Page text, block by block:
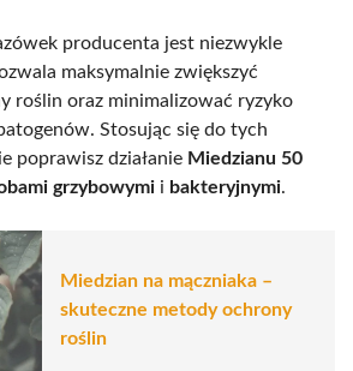
producenta jest niezwykle
maksymalnie zwiększyć
roślin oraz minimalizować ryzyko
Stosując się do tych
poprawisz działanie Miedzianu 50
grzybowymi i bakteryjnymi.
Miedzian na mączniaka –
skuteczne metody ochrony
roślin